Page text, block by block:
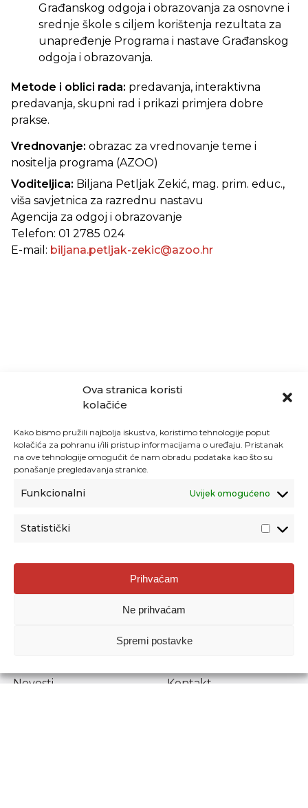
Ova stranica koristi
kolačiće
Kako bismo pružili najbolja iskustva, koristimo tehnologije poput
kolačića za pohranu i/ili pristup informacijama o uređaju. Pristanak
na ove tehnologije omogućit će nam obradu podataka kao što su
ponašanje pregledavanja stranice.
Funkcionalni Uvijek omogućeno
Statistički
Prihvaćam
Ne prihvaćam
Spremi postavke
Građanskog odgoja i obrazovanja za osnovne i
srednje škole s ciljem korištenja rezultata za
unapređenje Programa i nastave Građanskog
odgoja i obrazovanja.
Metode i oblici rada: predavanja, interaktivna
predavanja, skupni rad i prikazi primjera dobre
prakse.
Vrednovanje: obrazac za vrednovanje teme i
nositelja programa (AZOO)
Voditeljica: Biljana Petljak Zekić, mag. prim. educ.,
viša savjetnica za razrednu nastavu
Agencija za odgoj i obrazovanje
Telefon: 01 2785 024
E-mail: biljana.petljak-zekic@azoo.hr
Agencija za odgoj i obrazovanje
Donje Svetice 38, 10000 Zagreb
1778129
Prenošenje sadržaja dopušteno je uz navođenje izvora.
Novosti
Kontakt